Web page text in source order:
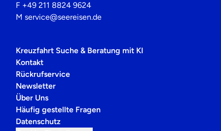
F +49 211 8824 9624
M service@seereisen.de
Kreuzfahrt Suche & Beratung mit KI
Kontakt
Rückrufservice
Newsletter
Über Uns
Häufig gestellte Fragen
Datenschutz